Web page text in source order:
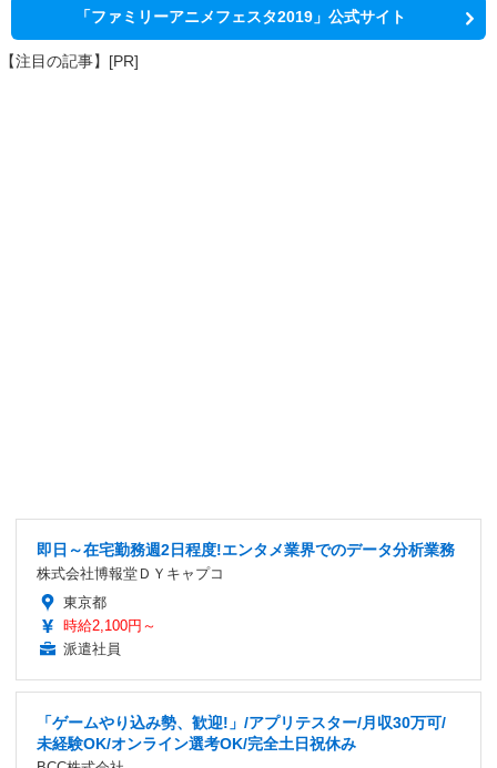
「ファミリーアニメフェスタ2019」公式サイト
【注目の記事】[PR]
即日～在宅勤務週2日程度!エンタメ業界でのデータ分析業務
株式会社博報堂ＤＹキャプコ
東京都
時給2,100円～
派遣社員
「ゲームやり込み勢、歓迎!」/アプリテスター/月収30万可/
未経験OK/オンライン選考OK/完全土日祝休み